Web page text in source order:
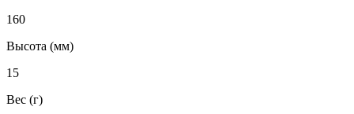
160
Высота (мм)
15
Вес (г)